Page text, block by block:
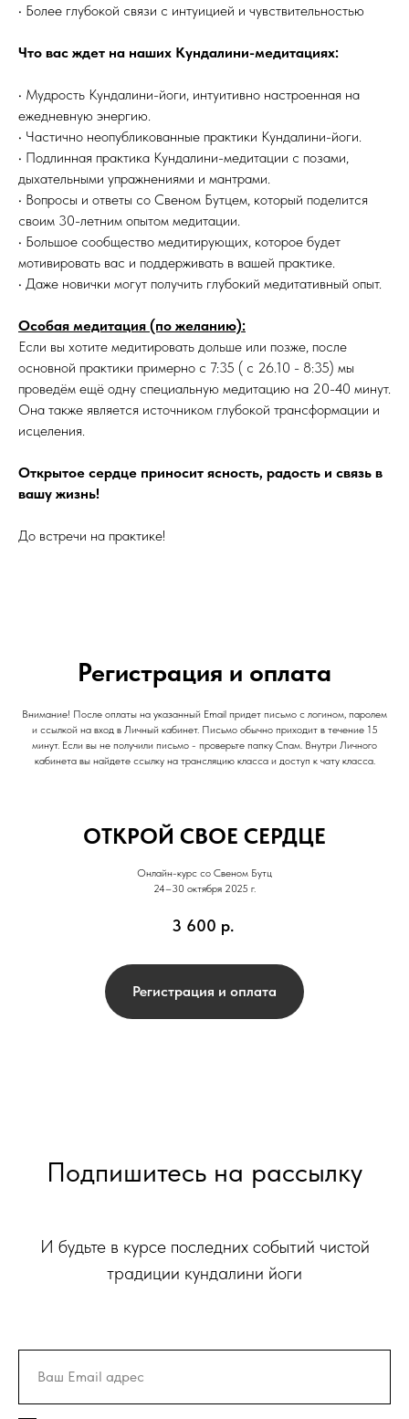
• Более глубокой связи с интуицией и чувствительностью
Что вас ждет на наших Кундалини-медитациях:
• Мудрость Кундалини-йоги, интуитивно настроенная на
ежедневную энергию.
• Частично неопубликованные практики Кундалини-йоги.
• Подлинная практика Кундалини-медитации с позами,
дыхательными упражнениями и мантрами.
• Вопросы и ответы со Свеном Бутцем, который поделится
своим 30-летним опытом медитации.
• Большое сообщество медитирующих, которое будет
мотивировать вас и поддерживать в вашей практике.
• Даже новички могут получить глубокий медитативный опыт.
Особая медитация (по желанию):
Если вы хотите медитировать дольше или позже, после
основной практики примерно с 7:35 ( с 26.10 - 8:35) мы
проведём ещё одну специальную медитацию на 20-40 минут.
Она также является источником глубокой трансформации и
исцеления.
Открытое сердце приносит ясность, радость и связь в
вашу жизнь!
До встречи на практике!
Регистрация и оплата
Внимание! После оплаты на указанный Email придет письмо с логином, паролем
и ссылкой на вход в Личный кабинет. Письмо обычно приходит в течение 15
минут. Если вы не получили письмо - проверьте папку Спам. Внутри Личного
кабинета вы найдете ссылку на трансляцию класса и доступ к чату класса.
ОТКРОЙ СВОЕ СЕРДЦЕ
Онлайн-курс со Свеном Бутц
24–30 октября 2025 г.
3 600 р.
Регистрация и оплата
Подпишитесь на рассылку
И будьте в курсе последних событий чистой
традиции кундалини йоги